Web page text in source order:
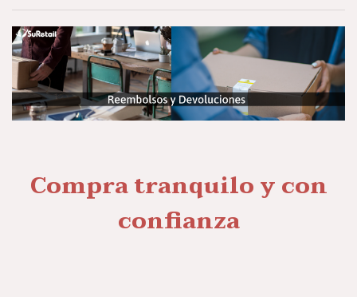
Compra tranquilo y con
confianza